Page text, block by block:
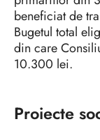
beneficiat de
Bugetul total
din care
10.300 lei.
Proiecte